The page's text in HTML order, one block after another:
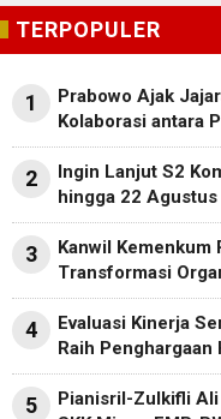
TERPOPULER
1
Prabowo Ajak
Kolaborasi antara
2
Ingin Lanjut S2
hingga 22 Agustus
3
Kanwil Kemenkum
Transformasi
4
Evaluasi Kinerja
Raih
5
Pianisril-Zulkifli